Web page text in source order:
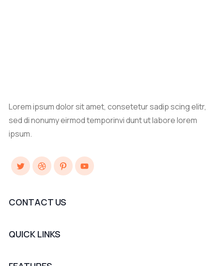
Lorem ipsum dolor sit amet, consetetur sadip scing elitr,
sed di nonumy eirmod temporinvi dunt ut labore lorem
ipsum.
TwitterDribbblePinterestYouTube
CONTACT US
QUICK LINKS